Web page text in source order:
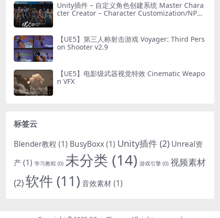
Unity插件 – 自定义角色创建系统 Master Chara
cter Creator – Character Customization/NPC
【UE5】第三人称射击游戏 Voyager: Third Pers
on Shooter v2.9
【UE5】电影级武器视觉特效 Cinematic Weapo
n VFX
标签云
Blender教程 (1) BusyBoxx(1) Unity插件 (2) Unreal资
产(1) 学习教程 (0) 未分类 (14) 游戏引擎 (0) 视频素材
(2)软件 (11)音效素材(1)